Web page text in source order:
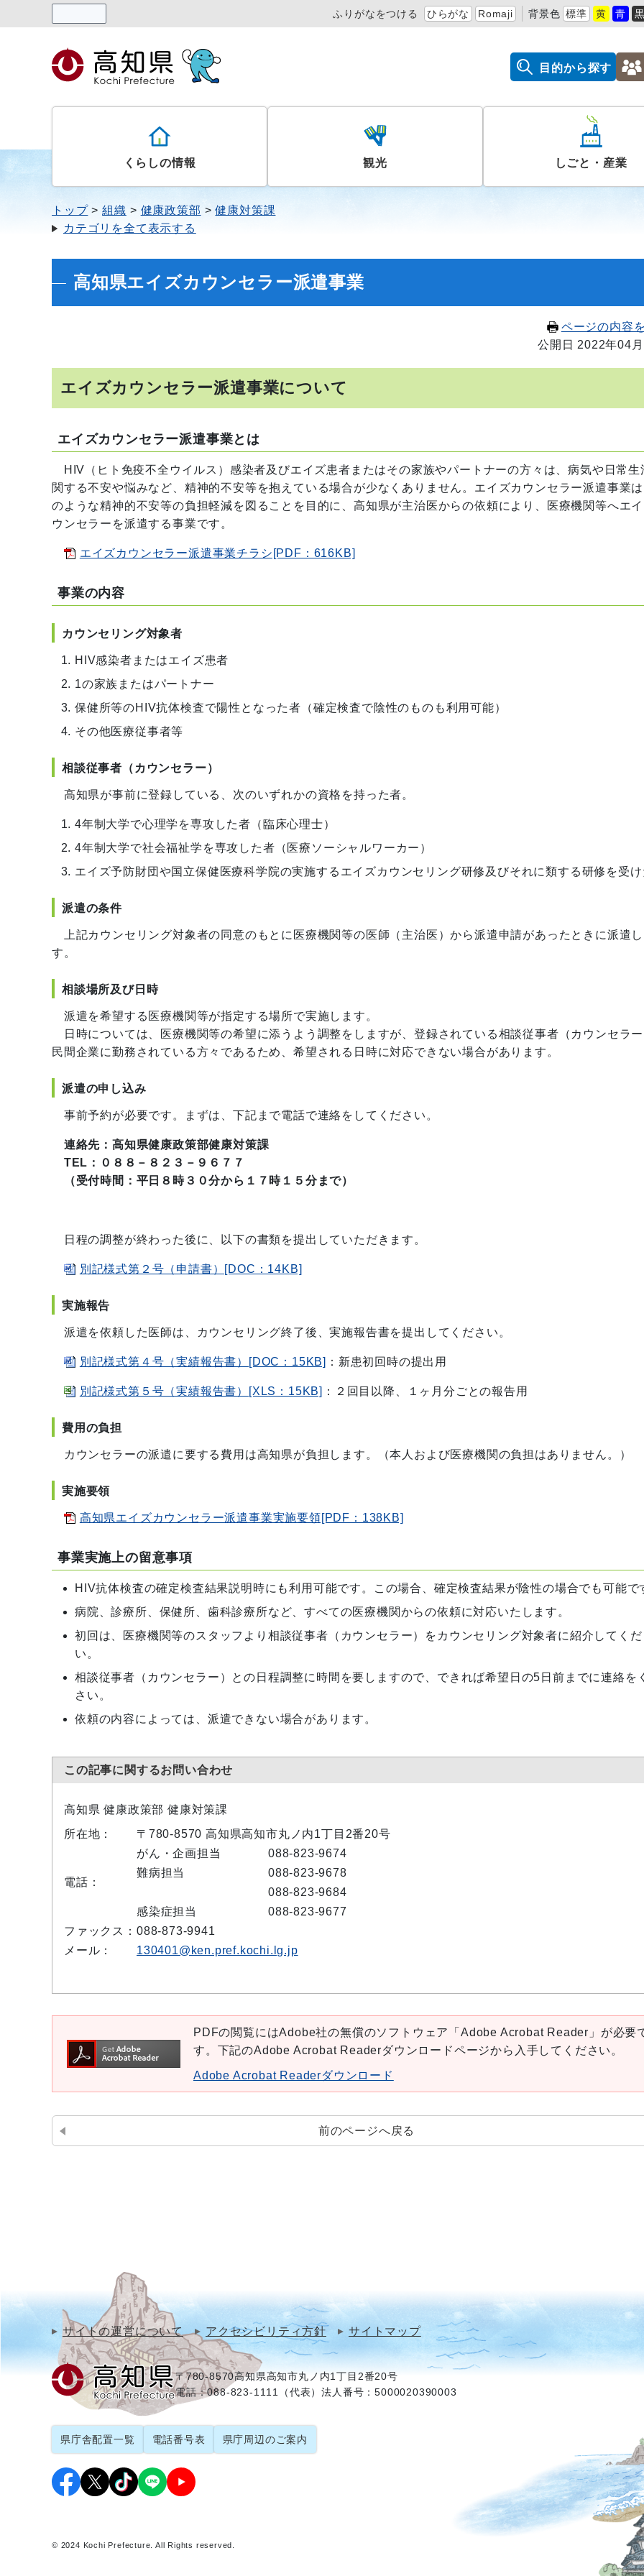
ふりがなをつける ひらがな Romaji 背景色 標準 黄 青
目的から探す
くらしの情報 観光 しごと・産業
トップ 組織 健康政策部
健康対策課
カテゴリを全て表示する
高知県エイズカウンセラー派遣事業
ページの内容
公開日 2022年04
エイズカウンセラー派遣事業について
エイズカウンセラー派遣事業とは
HIV（ヒト免疫不全ウイルス）感染者及びエイズ患者またはその家族やパートナーの方々は、病気や日常生
関する不安や悩みなど、精神的不安等を抱えている場合が少なくありません。エイズカウンセラー派遣事業
のような精神的不安等の負担軽減を図ることを目的に、高知県が主治医からの依頼により、医療機関等へエ
ウンセラーを派遣する事業です。
エイズカウンセラー派遣事業チラシ[PDF：616KB]
事業の内容
カウンセリング対象者
HIV感染者またはエイズ患者
1の家族またはパートナー
保健所等のHIV抗体検査で陽性となった者（確定検査で陰性のものも利用可能）
その他医療従事者等
相談従事者（カウンセラー）
高知県が事前に登録している、次のいずれかの資格を持った者。
4年制大学で心理学を専攻した者（臨床心理士）
4年制大学で社会福祉学を専攻した者（医療ソーシャルワーカー）
エイズ予防財団や国立保健医療科学院の実施するエイズカウンセリング研修及びそれに類する研修を受
派遣の条件
上記カウンセリング対象者の同意のもとに医療機関等の医師（主治医）から派遣申請があったときに派遣
す。
相談場所及び日時
派遣を希望する医療機関等が指定する場所で実施します。
日時については、医療機関等の希望に添うよう調整をしますが、登録されている相談従事者（カウンセラ
民間企業に勤務されている方々であるため、希望される日時に対応できない場合があります。
派遣の申し込み
事前予約が必要です。まずは、下記まで電話で連絡をしてください。
連絡先：高知県健康政策部健康対策課
TEL：０８８－８２３－９６７７
（受付時間：平日８時３０分から１７時１５分まで）
日程の調整が終わった後に、以下の書類を提出していただきます。
別記様式第２号（申請書）[DOC：14KB]
実施報告
派遣を依頼した医師は、カウンセリング終了後、実施報告書を提出してください。
別記様式第４号（実績報告書）[DOC：15KB] ：新患初回時の提出用
別記様式第５号（実績報告書）[XLS：15KB] ：２回目以降、１ヶ月分ごとの報告用
費用の負担
カウンセラーの派遣に要する費用は高知県が負担します。（本人および医療機関の負担はありません。）
実施要領
高知県エイズカウンセラー派遣事業実施要領[PDF：138KB]
事業実施上の留意事項
HIV抗体検査の確定検査結果説明時にも利用可能です。この場合、確定検査結果が陰性の場合でも可能で
病院、診療所、保健所、歯科診療所など、すべての医療機関からの依頼に対応いたします。
初回は、医療機関等のスタッフより相談従事者（カウンセラー）をカウンセリング対象者に紹介してく
い。
相談従事者（カウンセラー）との日程調整に時間を要しますので、できれば希望日の5日前までに連絡を
さい。
依頼の内容によっては、派遣できない場合があります。
この記事に関するお問い合わせ
高知県 健康政策部 健康対策課
所在地：
〒780-8570 高知県高知市丸ノ内1丁目2番20号
電話：
がん・企画担当
088-823-9674
難病担当
088-823-9678
088-823-9684
感染症担当
088-823-9677
ファックス： 088-873-9941
メール：
130401@ken.pref.kochi.lg.jp
PDFの閲覧にはAdobe社の無償のソフトウェア「Adobe Acrobat Reader」が必要
す。下記のAdobe Acrobat Readerダウンロードページから入手してください。
Adobe Acrobat Readerダウンロード
前のページへ戻る
サイトの運営について アクセシビリティ方針 サイトマップ
〒780-8570高知県高知市丸ノ内1丁目2番20号
電話：088-823-1111（代表）法人番号：5000020390003
県庁舎配置一覧 電話番号表 県庁周辺のご案内
© 2024 Kochi Prefecture. All Rights reserved.